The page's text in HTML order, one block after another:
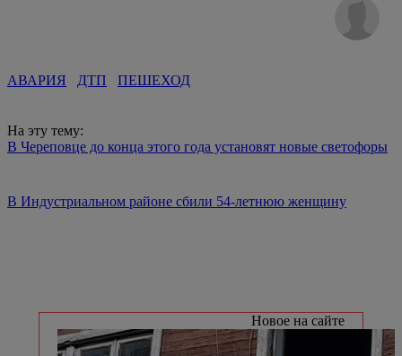
АВАРИЯ ДТП ПЕШЕХОД
На эту тему:
В Череповце до конца этого года установят новые светофоры
В Индустриальном районе сбили 54-летнюю женщину
Новое на сайте